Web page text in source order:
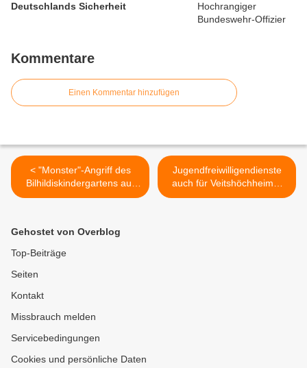
Deutschlands Sicherheit
Kommentare
Einen Kommentar hinzufügen
< "Monster"-Angriff des
Bilhildiskindergartens auf
den Veitshöchheimer
Jugendfreiwilligendienste
auch für Veitshöchheimer
Mittelschüler ein
Gehostet von Overblog
Top-Beiträge
Seiten
Kontakt
Missbrauch melden
Servicebedingungen
Cookies und persönliche Daten